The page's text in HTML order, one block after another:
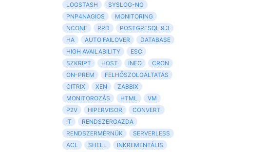
LOGSTASH
SYSLOG-NG
PNP4NAGIOS
MONITORING
NCONF
RRD
POSTGRESQL 9.3
HA
AUTO FAILOVER
DATABASE
HIGH AVAILABILITY
ESC
SZKRIPT
HOST INFO
CRON
ON-PREM
FELHŐSZOLGÁLTATÁS
CITRIX
XEN
ZABBIX
MONITOROZÁS
HTML
VM
P2V
HIPERVISOR
CONVERT
IT
RENDSZERGAZDA
RENDSZERMÉRNÜK
SERVERLESS
ACL
SHELL
INKREMENTÁLIS